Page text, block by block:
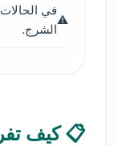
في
الشرج.
📋 كيف